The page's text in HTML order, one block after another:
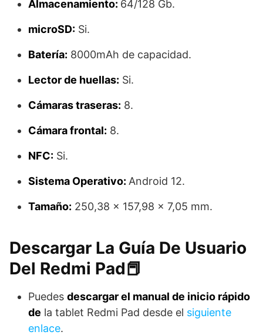
Almacenamiento: 64/128 Gb.
microSD: Si.
Batería: 8000mAh de capacidad.
Lector de huellas: Si.
Cámaras traseras: 8.
Cámara frontal: 8.
NFC: Si.
Sistema Operativo: Android 12.
Tamaño: 250,38 x 157,98 x 7,05 mm.
Descargar La Guía De Usuario
Del Redmi Pad📕
Puedes descargar el manual de inicio rápido
de la tablet Redmi Pad desde el siguiente
enlace.